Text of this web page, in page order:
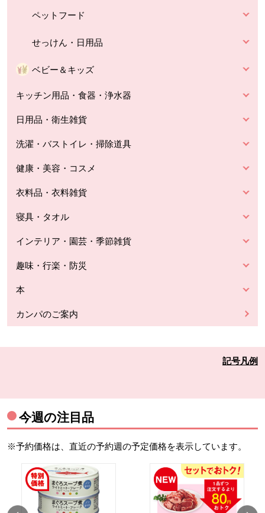
ペットフード
せっけん・日用品
ベビー＆キッズ
キッチン用品・食器・浄水器
日用品・衛生雑貨
洗濯・バストイレ・掃除道具
健康・美容・コスメ
衣料品・衣料雑貨
寝具・タオル
インテリア・園芸・季節雑貨
趣味・行楽・防災
本
カンパのご案内
記号凡例
今週の注目品
※予約価格は、直近の予約週の予定価格を表示しています。